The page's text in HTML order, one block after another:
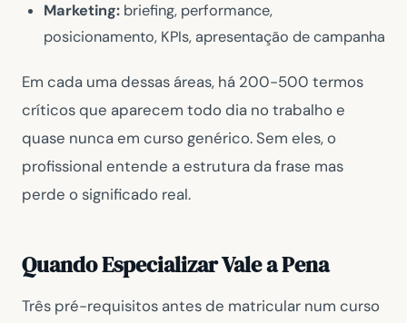
Marketing: briefing, performance,
posicionamento, KPIs, apresentação de campanha
Em cada uma dessas áreas, há 200-500 termos
críticos que aparecem todo dia no trabalho e
quase nunca em curso genérico. Sem eles, o
profissional entende a estrutura da frase mas
perde o significado real.
Quando Especializar Vale a Pena
Três pré-requisitos antes de matricular num curso